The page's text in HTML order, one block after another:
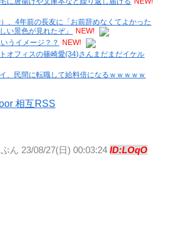
）、4年前の長友に「お前辞めなくてよかった
い景色が見れたぞ」
NEW!
うイメージ？？
NEW!
トオフィスの篠崎愛(34)さんまだまだイケル
、民間に転職して給料倍になるｗｗｗｗｗ
相互RSS
ん 23/08/27(日) 00:03:24 ID:LOqO